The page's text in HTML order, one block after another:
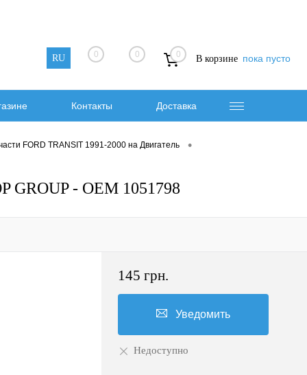
RU 0 0 0 В корзине пока пусто
Контакты Доставка
FORD TRANSIT 1991-2000 на Двигатель •
GROUP - OEM 1051798
145 грн.
Уведомить
Недоступно